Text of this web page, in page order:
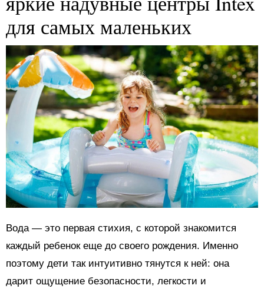
для самых маленьких
Вода — это первая стихия, с которой знакомится
каждый ребенок еще до своего рождения. Именно
поэтому дети так интуитивно тянутся к ней: она
дарит ощущение безопасности, легкости и